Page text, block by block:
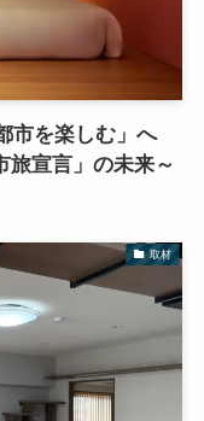
市を楽しむ」へ
旅宣言」の未来～
取材